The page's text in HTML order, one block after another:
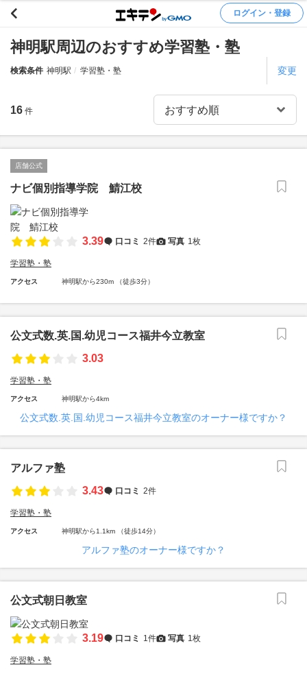
ログイン・登録
神明駅周辺のおすすめ学習塾・塾
検索条件 神明駅 学習塾・塾 変更
16 件
店舗公式
ナビ個別指導学院 鯖江校
3.39 口コミ 2件 写真 1枚
学習塾・塾
アクセス 神明駅から230m （徒歩3分）
公文式数.英.国.幼児コース福井今立教室
3.03
学習塾・塾
アクセス 神明駅から4km
公文式数.英.国.幼児コース福井今立教室のオーナー様ですか？
アルファ塾
3.43
口コミ 2件
学習塾・塾
アクセス 神明駅から1.1km （徒歩14分）
アルファ塾のオーナー様ですか？
公文式朝日教室
3.19 口コミ 1件 写真 1枚
学習塾・塾